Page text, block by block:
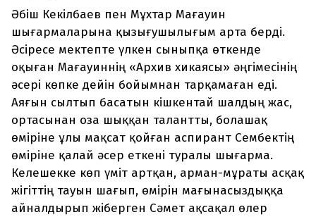
Әбіш Кекілбаев пен Мұхтар Мағауин
шығармаларына қызығушылығым арта берді.
Әсіресе мектепте үлкен сыныпқа өткенде
оқыған Мағауиннің «Архив хикаясы» әңгімесінің
әсері көпке дейін бойымнан тарқамаған еді.
Аяғын сылтып басатын кішкентай шалдың жас,
ортасынан оза шыққан талантты, болашақ
өміріне ұлы мақсат қойған аспирант Сембектің
өміріне қалай әсер еткені туралы шығарма.
Келешекке көп үміт артқан, арман-мұраты асқақ
жігіттің тауын шағып, өмірін мағынасыздыққа
айналдырып жіберген Сәмет ақсақал өлер